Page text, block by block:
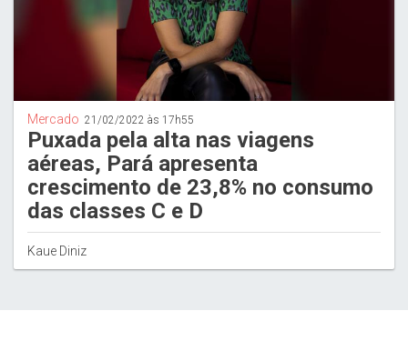
Mercado 21/02/2022 às 17h55
Puxada pela alta nas viagens
aéreas, Pará apresenta
crescimento de 23,8% no consumo
das classes C e D
Kaue Diniz